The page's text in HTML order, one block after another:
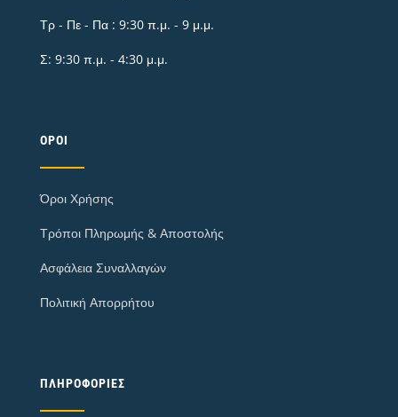
Τρ - Πε - Πα : 9:30 π.μ. - 9 μ.μ.
Σ: 9:30 π.μ. - 4:30 μ.μ.
ΌΡΟΙ
Όροι Χρήσης
Τρόποι Πληρωμής & Αποστολής
Ασφάλεια Συναλλαγών
Πολιτική Απορρήτου
ΠΛΗΡΟΦΟΡΊΕΣ